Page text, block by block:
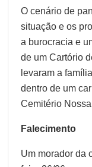
O cenário de
situação e os
a burocracia e
de um Cartório
levaram a
dentro de um
Cemitério
Falecimento
Um morador da